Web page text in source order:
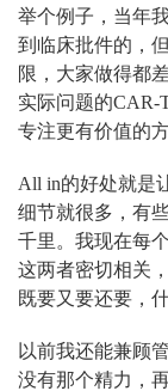
举个例子，当年
到临床批件的，
限，大家做得都
实际问题的CAR-
专注更有价值的
All in的好处就是
细节就很多，有
千里。我现在每
这两者密切相关
既要又要还要，
以前我还能兼顾
没有那个精力，